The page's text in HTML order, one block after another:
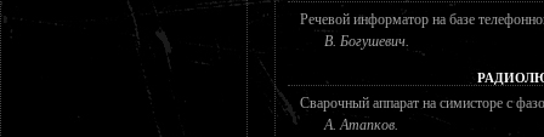
Речевой информатор на базе
В. Богушевич.
Сварочный аппарат на симисторе с
А. Атапков.